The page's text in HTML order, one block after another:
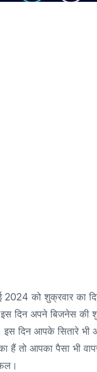
2024 को शुक्रवार का
इस दिन अपने बिजनेस
दिन आपके सितारे भी
हैं तो आपका पैसा भी